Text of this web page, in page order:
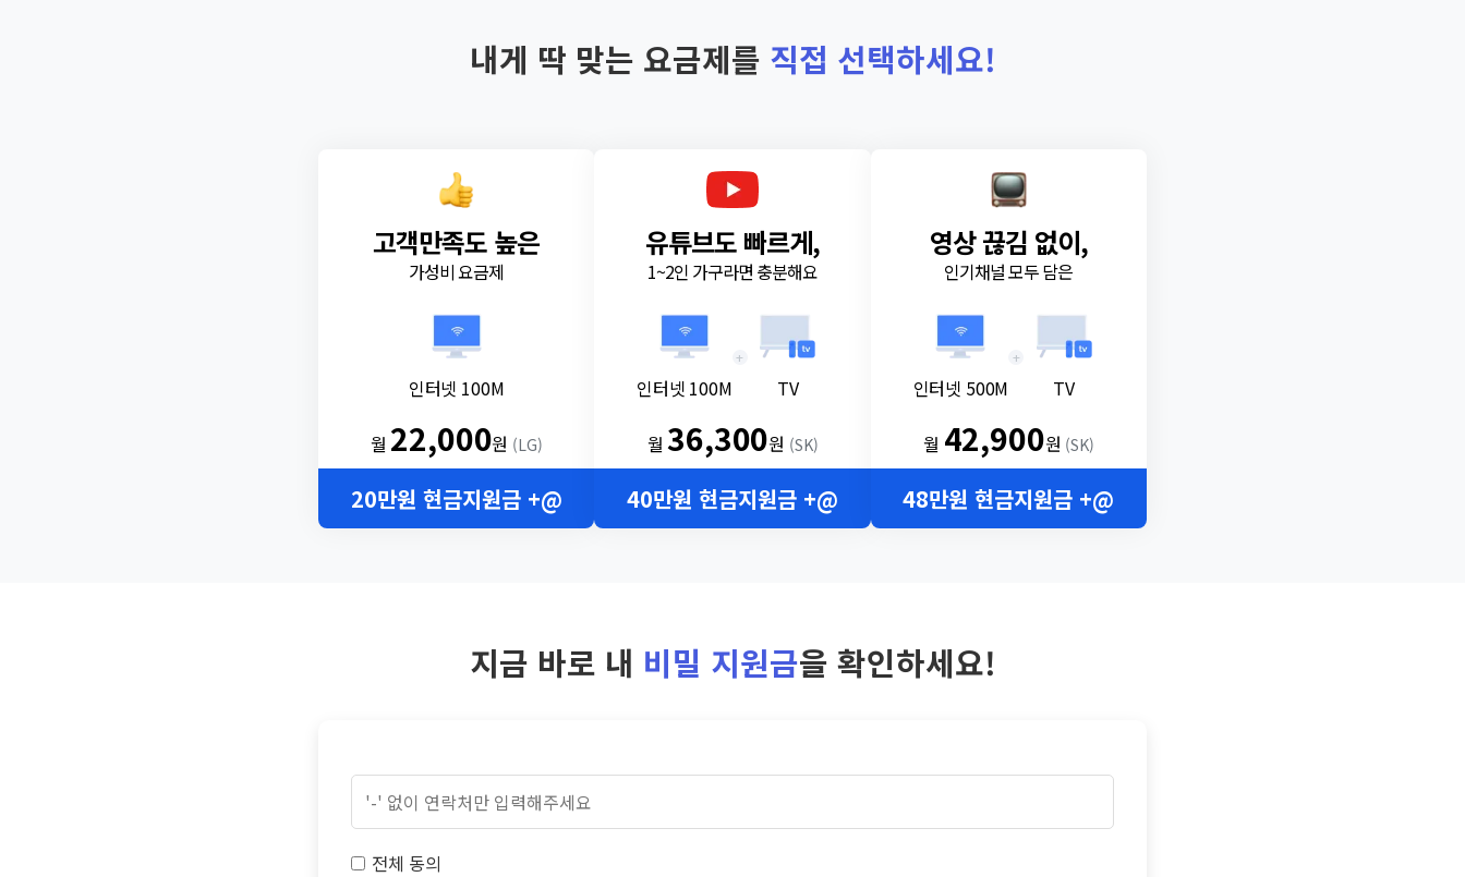
내게 딱 맞는 요금제를 직접 선택하세요!
고객만족도 높은
가성비 요금제
인터넷 100M
월 22,000원 (LG)
20만원 현금지원금 +@
유튜브도 빠르게,
1~2인 가구라면 충분해요
인터넷 100M
+
TV
월36,300원 (SK)
40만원 현금지원금 +@
영상 끊김 없이,
인기채널 모두 담은
인터넷 500M
+
TV
월 42,900원 (SK)
48만원 현금지원금 +@
지금 바로 내 비밀 지원금을 확인하세요!
전체 동의